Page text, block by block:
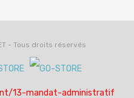
- Tous droits réservés